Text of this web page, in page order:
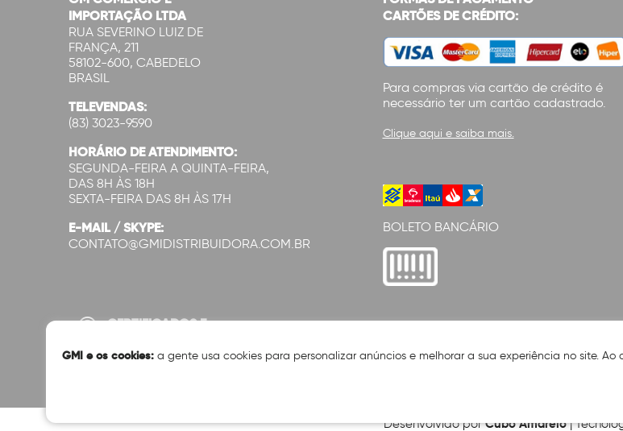
IMPORTAÇÃO LTDA
RUA SEVERINO LUIZ DE
FRANÇA, 211
58102-600, CABEDELO
BRASIL
TELEVENDAS:
(83) 3023-9590
HORÁRIO DE ATENDIMENTO:
SEGUNDA-FEIRA A QUINTA-FEIRA,
DAS 8H ÀS 18H
SEXTA-FEIRA DAS 8H ÀS 17H
E-MAIL / SKYPE:
CONTATO@GMIDISTRIBUIDORA.COM.BR
CARTÕES DE CRÉDITO:
Para compras via cartão de crédito é
necessário ter um cartão cadastrado.
Clique aqui e saiba mais.
BOLETO BANCÁRIO
CERTIFICADOS E
Desenvolvido porCubo Amarelo|
GMI e os cookies: a gente usa cookies para personalizar anúncios e melhorar a sua experiência no site.